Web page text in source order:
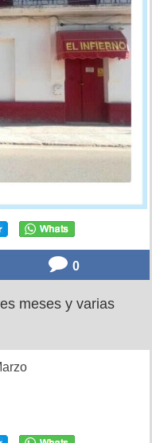
0
meses y varias